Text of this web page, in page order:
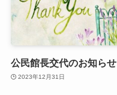
公民館長交代のお知らせ
2023年12月31日